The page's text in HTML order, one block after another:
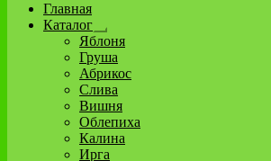
Главная
Каталог
Развернутое
вложенное
меню
Яблоня
Груша
Абрикос
Слива
Вишня
Облепиха
Калина
Ирга